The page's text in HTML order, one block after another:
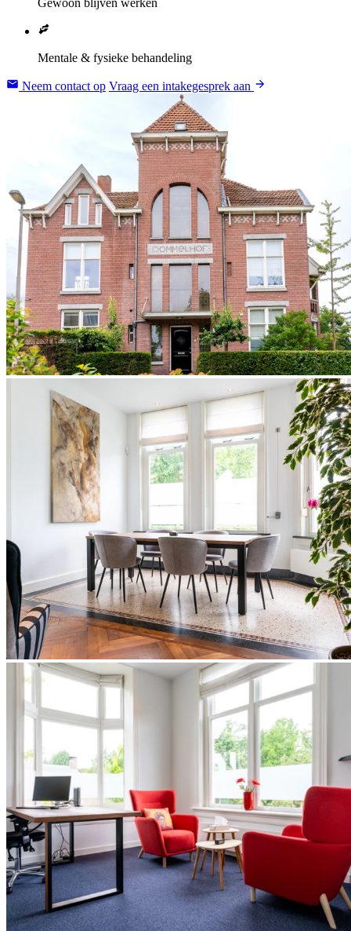
Gewoon blijven werken
Mentale & fysieke behandeling
Neem contact op Vraag een intakegesprek aan